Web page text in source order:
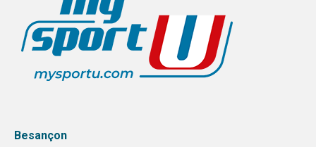
Besançon